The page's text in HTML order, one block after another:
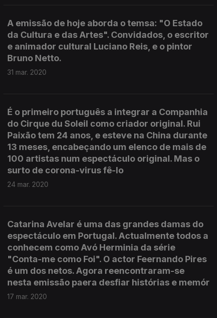
A emissão de hoje aborda o temsa: "O Estado
da Cultura e das Artes". Convidados, o escritor
e animador cultural Luciano Reis, e o pintor
Bruno Netto.
31 mar. 2020
É o primeiro português a integrar a Companhia
do Cirque du Soleil como criador original. Rui
Paixão tem 24 anos, e esteve na China durante
13 meses, encabeçando um elenco de mais de
100 artistas num espectáculo original. Mas o
surto de corona-virus fê-lo
24 mar. 2020
Catarina Avelar é uma das grandes damas do
espectáculo em Portugal. Actualmente todos a
conhecem como Avó Herminia da série
"Conta-me como Foi". O actor Feernando Pires
é um dos netos. Agora reencontraram-se
nesta emissão paera desfiar histórias e memór
17 mar. 2020